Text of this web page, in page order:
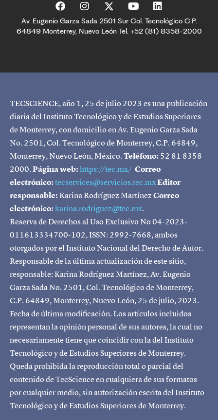
Av. Eugenio Garza Sada 2501 Sur Col. Tecnológico C.P.
64849 Monterrey, Nuevo León Tel. +52 (81) 8358-2000
TECSCIENCE, año 1, 25 de julio 2023 es una publicación
diaria del Instituto Tecnológico y de Estudios Superiores
de Monterrey, con domicilio en Av. Eugenio Garza Sada
No. 2501, Col. Tecnológico de Monterrey, C.P. 64849,
Monterrey, Nuevo León, México.Teléfono: 52 81 8358
2000.Página web:https://tec.mx/ Correo
electrónico:tecservices@servicios.tec.mxEditor
responsable:Karina Rodríguez MartínezCorreo
electrónico:karina.rodriguez@tec.mx.
Reserva de Derechos al Uso Exclusivo No 04-2023-
011613334700-102, ISSN: 2992-7668, ambos
otorgados por el Instituto Nacional del Derecho de Autor.
Responsable de la última actualización de este sitio,
responsable: Karina Rodríguez Martínez, Av. Eugenio
Garza Sada No. 2501, Col. Tecnológico de Monterrey,
C.P. 64849, Monterrey, Nuevo León, 25 de julio, 2023.
Fecha de última modificación. Los artículos incluidos
representan la opinión personal de sus autores, la cual no
necesariamente tiene que coincidir con la del Instituto
Tecnológico y de Estudios Superiores de Monterrey.
Queda prohibida la reproducción total o parcial del
contenido de TecScience en cualquiera de sus formatos
por cualquier medio, sin autorización escrita del Instituto
Tecnológico y de Estudios Superiores de Monterrey.